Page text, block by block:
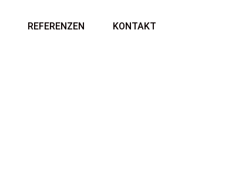
REFERENZEN KONTAKT